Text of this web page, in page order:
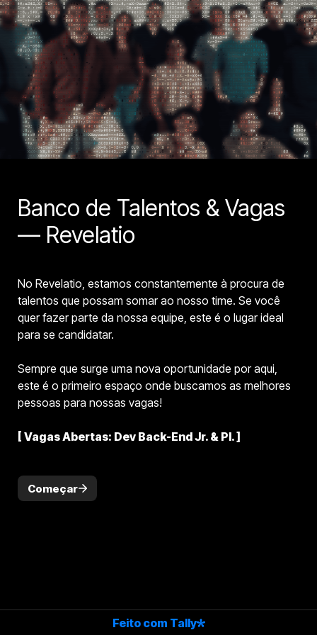
Banco de Talentos & Vagas
— Revelatio
No Revelatio, estamos constantemente à procura de
talentos que possam somar ao nosso time. Se você
quer fazer parte da nossa equipe, este é o lugar ideal
para se candidatar.
Sempre que surge uma nova oportunidade por aqui,
este é o primeiro espaço onde buscamos as melhores
pessoas para nossas vagas!
[ Vagas Abertas: Dev Back-End Jr. & Pl. ]
Começar
Feito com Tally